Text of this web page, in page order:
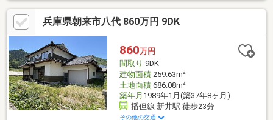
兵庫県朝来市八代 860万円 9DK
860万円
間取り 9DK
建物面積259.63m2
土地面積686.08m2
築年月 1989年1月(築37年8ヶ月)
播但線 新井駅 徒歩23分
その他の交通